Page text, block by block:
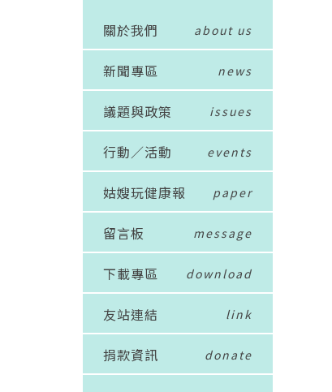
關於我們 about us
新聞專區 news
議題與政策 issues
行動／活動 events
姑嫂玩健康報 paper
留言板 message
下載專區 download
友站連結 link
捐款資訊 donate